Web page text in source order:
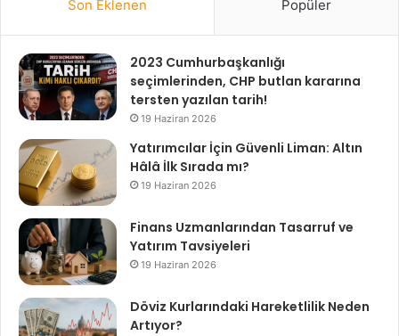
Son Eklenen Popüler
2023 Cumhurbaşkanlığı
seçimlerinden, CHP butlan kararına
tersten yazılan tarih!
19 Haziran 2026
Yatırımcılar İçin Güvenli Liman: Altın
Hâlâ İlk Sırada mı?
19 Haziran 2026
Finans Uzmanlarından Tasarruf ve
Yatırım Tavsiyeleri
19 Haziran 2026
Döviz Kurlarındaki Hareketlilik Neden
Artıyor?